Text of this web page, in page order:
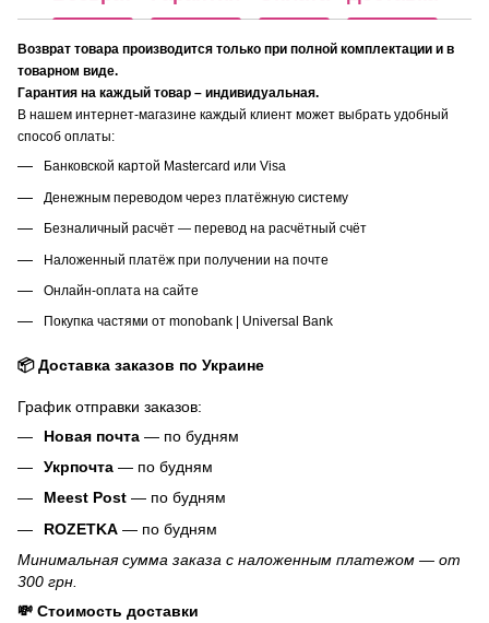
Возврат товара производится только при полной комплектации и в
товарном виде.
Гарантия на каждый товар – индивидуальная.
В нашем интернет-магазине каждый клиент может выбрать удобный
способ оплаты:
Банковской картой Mastercard или Visa
Денежным переводом через платёжную систему
Безналичный расчёт — перевод на расчётный счёт
Наложенный платёж при получении на почте
Онлайн-оплата на сайте
Покупка частями от monobank | Universal Bank
📦 Доставка заказов по Украине
График отправки заказов:
Новая почта — по будням
Укрпочта — по будням
Meest Post — по будням
ROZETKA — по будням
Минимальная сумма заказа с наложенным платежом — от
300 грн.
💸 Стоимость доставки